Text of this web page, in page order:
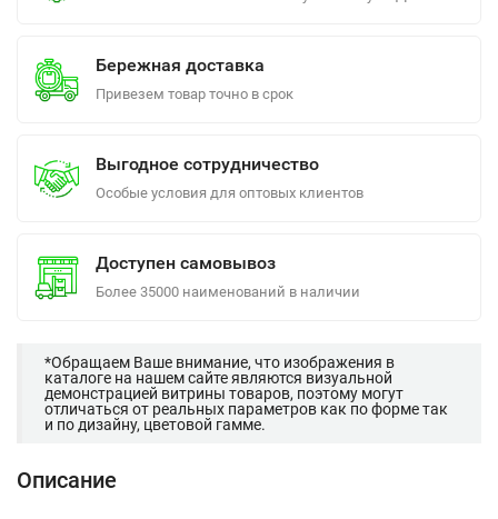
Бережная доставка
Привезем товар точно в срок
Выгодное сотрудничество
Особые условия для оптовых клиентов
Доступен самовывоз
Более 35000 наименований в наличии
*Обращаем Ваше внимание, что изображения в
каталоге на нашем сайте являются визуальной
демонстрацией витрины товаров, поэтому могут
отличаться от реальных параметров как по форме так
и по дизайну, цветовой гамме.
Описание